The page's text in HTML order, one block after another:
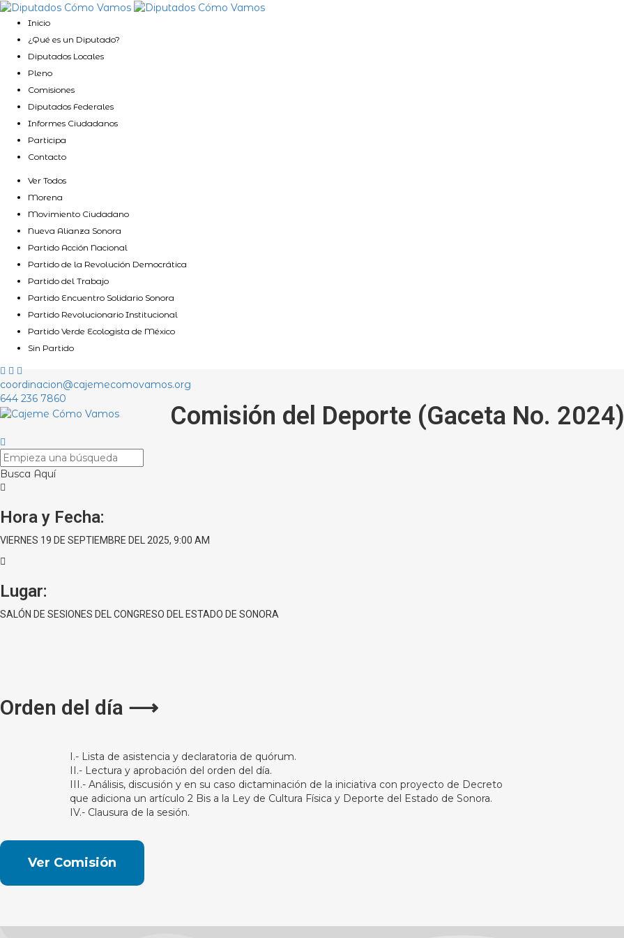
Inicio
¿Qué es un Diputado?
Diputados Locales
Pleno
Comisiones
Diputados Federales
Informes Ciudadanos
Participa
Contacto
Ver Todos
Morena
Movimiento Ciudadano
Nueva Alianza Sonora
Partido Acción Nacional
Partido de la Revolución Democrática
Partido del Trabajo
Partido Encuentro Solidario Sonora
Partido Revolucionario Institucional
Partido Verde Ecologista de México
Sin Partido
coordinacion@cajemecomovamos.org
644 236 7860
Busca Aquí
Comisión del Deporte (Gaceta No. 2024)
Hora y Fecha:
VIERNES 19 DE SEPTIEMBRE DEL 2025, 9:00 AM
Lugar:
SALÓN DE SESIONES DEL CONGRESO DEL ESTADO DE SONORA
Orden del día ⟶
I.- Lista de asistencia y declaratoria de quórum.
II.- Lectura y aprobación del orden del día.
III.- Análisis, discusión y en su caso dictaminación de la iniciativa con proyecto de Decreto
que adiciona un artículo 2 Bis a la Ley de Cultura Física y Deporte del Estado de Sonora.
IV.- Clausura de la sesión.
Ver Comisión